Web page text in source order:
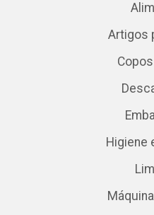
Artigos
Higiene